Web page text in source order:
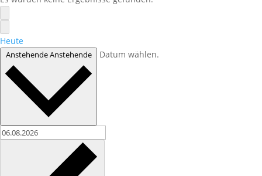
Heute
AnstehendeAnstehende Datum wählen.